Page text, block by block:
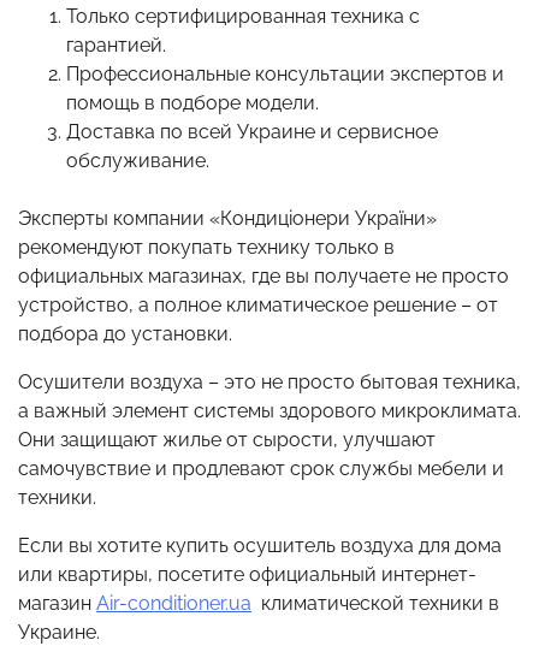
Только сертифицированная техника с
гарантией.
Профессиональные консультации экспертов и
помощь в подборе модели.
Доставка по всей Украине и сервисное
обслуживание.
Эксперты компании «Кондиціонери України»
рекомендуют покупать технику только в
официальных магазинах, где вы получаете не просто
устройство, а полное климатическое решение – от
подбора до установки.
Осушители воздуха – это не просто бытовая техника,
а важный элемент системы здорового микроклимата.
Они защищают жилье от сырости, улучшают
самочувствие и продлевают срок службы мебели и
техники.
Если вы хотите купить осушитель воздуха для дома
или квартиры, посетите официальный интернет-
магазин Air-conditioner.ua климатической техники в
Украине.